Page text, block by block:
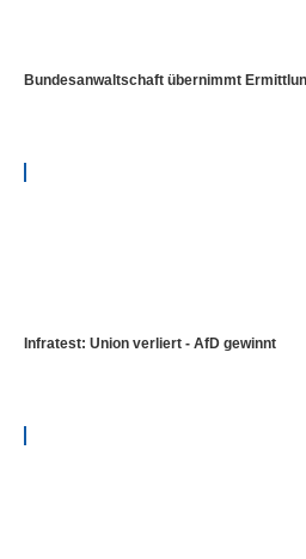
Bundesanwaltschaft übernimmt
Infratest: Union verliert - AfD gewinnt